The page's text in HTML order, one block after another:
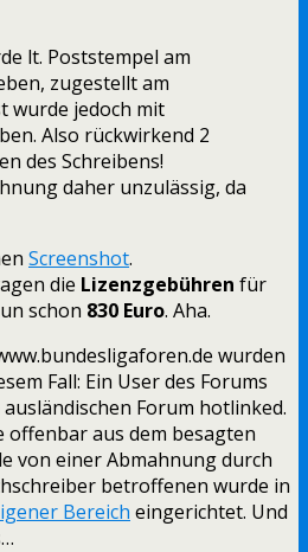
lt. Poststempel am
zugestellt am
wurde jedoch mit
Also rückwirkend 2
des Schreibens!
daher unzulässig, da
Screenshot.
die Lizenzgebühren für
schon 830 Euro. Aha.
wurden
Fall: Ein User des Forums
Forum hotlinked.
offenbar aus dem besagten
von einer Abmahnung durch
betroffenen wurde in
Bereich eingerichtet. Und